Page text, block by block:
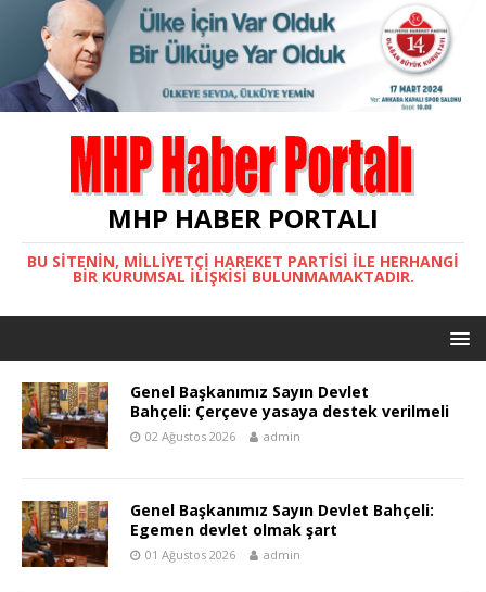
MHP HABER PORTALI
BU SITENIN, MİLLİYETÇİ HAREKET PARTİSİ ILE HERHANGI
BIR KURUMSAL İLIŞKISI BULUNMAMAKTADIR.
Genel Başkanımız Sayın Devlet
Bahçeli: Çerçeve yasaya destek verilmeli
02 Ağustos 2026 admin
Genel Başkanımız Sayın Devlet Bahçeli:
Egemen devlet olmak şart
01 Ağustos 2026 admin